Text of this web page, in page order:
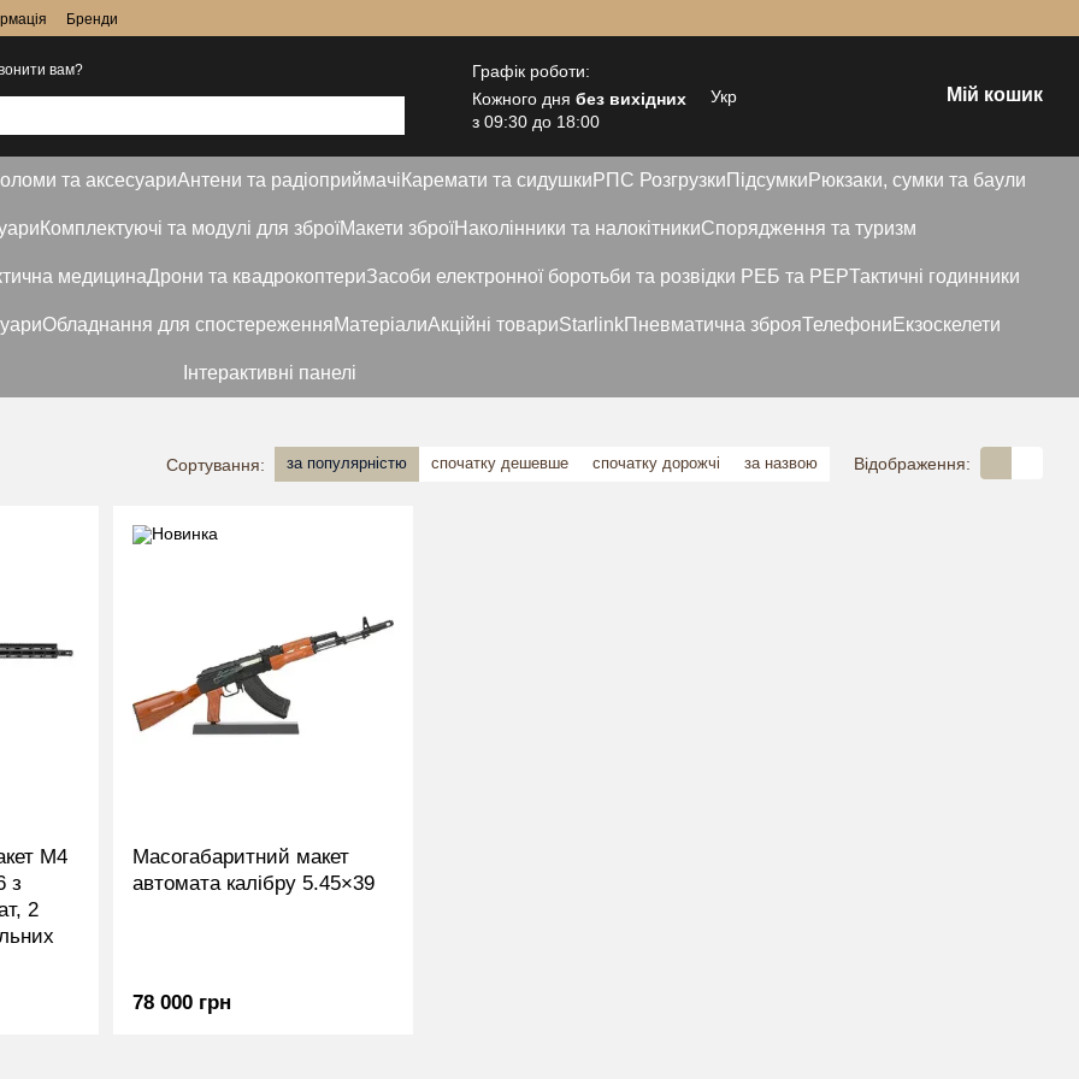
Бренди
вам?
Графік роботи:
Кожного днябез вихідних
з 09:30 до 18:00
Укр Мій кошик
та аксесуариАнтени та радіоприймачі Каремати та сидушки РПС Розгрузки Підсумки Рюкзаки, сумки та баули
Комплектуючі та модулі для зброїМакети зброїНаколінники та налокітникиСпорядження та туризм
медицинаДрони та квадрокоптериЗасоби електронної боротьби та розвідки РЕБ та РЕРТактичні годинники
Обладнання для спостереженняМатеріалиАкційні товариStarlinkПневматична зброяТелефони Екзоскелети
Інтерактивні панелі
Сортування: за популярністю спочатку дешевше спочатку дорожчі за назвою Відображення:
M4
з
2
Масогабаритний макет
автомата калібру 5.45×39
78 000 грн